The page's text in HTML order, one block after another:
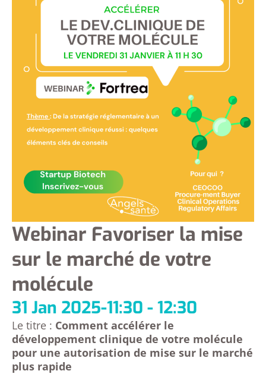
Webinar Favoriser la mise
sur le marché de votre
molécule
31 Jan 2025-11:30 - 12:30
Le titre : Comment accélérer le
développement clinique de votre molécule
pour une autorisation de mise sur le marché
plus rapide